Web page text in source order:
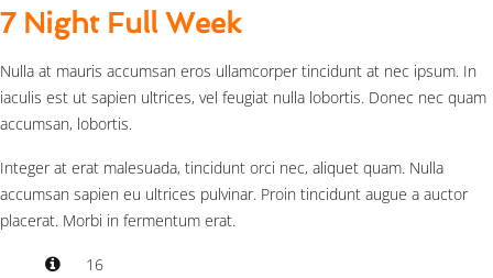
7 Night Full Week
Nulla at mauris accumsan eros ullamcorper tincidunt at nec ipsum. In
iaculis est ut sapien ultrices, vel feugiat nulla lobortis. Donec nec quam
accumsan, lobortis.
Integer at erat malesuada, tincidunt orci nec, aliquet quam. Nulla
accumsan sapien eu ultrices pulvinar. Proin tincidunt augue a auctor
placerat. Morbi in fermentum erat.
16